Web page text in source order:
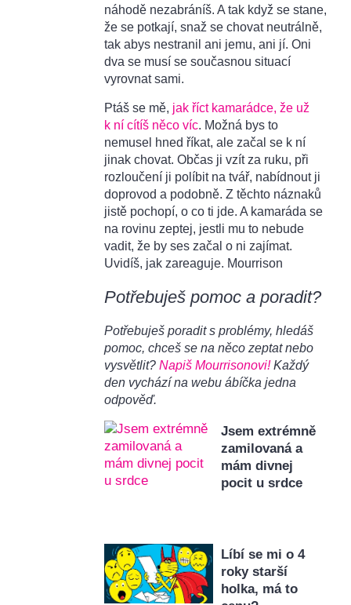
náhodě nezabráníš. A tak když se stane,
že se potkají, snaž se chovat neutrálně,
tak abys nestranil ani jemu, ani jí. Oni
dva se musí se současnou situací
vyrovnat sami.
Ptáš se mě, jak říct kamarádce, že už
k ní cítíš něco víc. Možná bys to
nemusel hned říkat, ale začal se k ní
jinak chovat. Občas ji vzít za ruku, při
rozloučení ji políbit na tvář, nabídnout ji
doprovod a podobně. Z těchto náznaků
jistě pochopí, o co ti jde. A kamaráda se
na rovinu zeptej, jestli mu to nebude
vadit, že by ses začal o ni zajímat.
Uvidíš, jak zareaguje. Mourrison
Potřebuješ pomoc a poradit?
Potřebuješ poradit s problémy, hledáš
pomoc, chceš se na něco zeptat nebo
vysvětlit? Napiš Mourrisonovi!Každý
den vychází na webu ábíčka jedna
odpověď.
Jsem extrémně
zamilovaná a
mám divnej
pocit u srdce
Líbí se mi o 4
roky starší
holka, má to